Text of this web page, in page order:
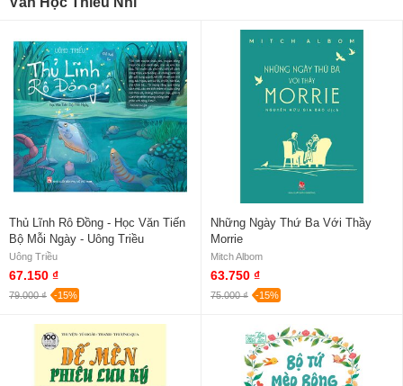
Thủ Lĩnh Rô Đồng - Học Văn Tiến
Bộ Mỗi Ngày - Uông Triều
Uông Triều
67.150 ₫
79.000 ₫ -15%
Những Ngày Thứ Ba Với Thầy
Morrie
Mitch Albom
63.750 ₫
75.000 ₫ -15%